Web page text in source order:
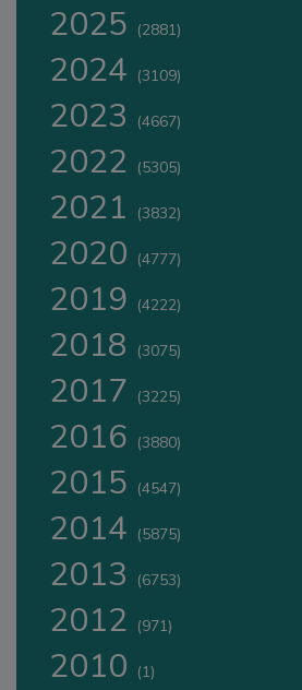
2025 (2881)
2024 (3109)
2023 (4667)
2022 (5305)
2021 (3832)
2020 (4777)
2019 (4222)
2018 (3075)
2017 (3225)
2016 (3880)
2015 (4547)
2014 (5875)
2013 (6753)
2012 (971)
2010 (1)